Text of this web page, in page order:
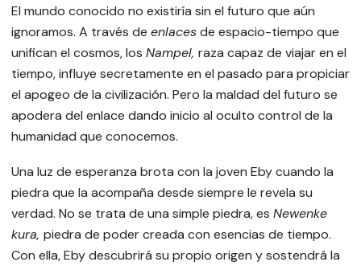
El mundo conocido no existiría sin el futuro que aún
ignoramos. A través de enlacesde espacio-tiempo que
unifican el cosmos, los Nampel, raza capaz de viajar en el
tiempo, influye secretamente en el pasado para propiciar
el apogeo de la civilización. Pero la maldad del futuro se
apodera del enlace dando inicio al oculto control de la
humanidad que conocemos.
Una luz de esperanza brota con la joven Eby cuando la
piedra que la acompaña desde siempre le revela su
verdad. No se trata de una simple piedra, es Newenke
kura, piedra de poder creada con esencias de tiempo.
Con ella, Eby descubrirá su propio origen y sostendrá la